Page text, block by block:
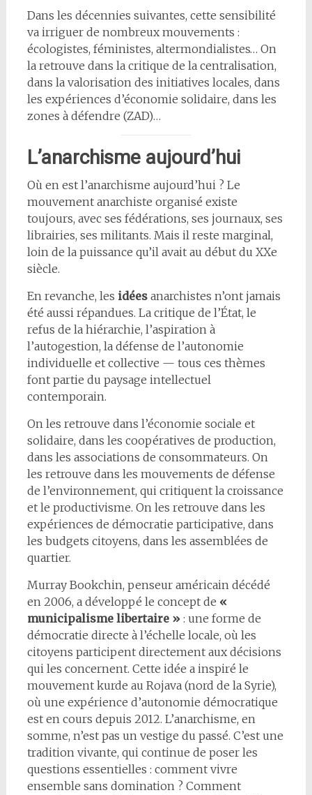
Dans les décennies suivantes, cette sensibilité
va irriguer de nombreux mouvements :
écologistes, féministes, altermondialistes… On
la retrouve dans la critique de la centralisation,
dans la valorisation des initiatives locales, dans
les expériences d’économie solidaire, dans les
zones à défendre (ZAD)…
L’anarchisme aujourd’hui
Où en est l’anarchisme aujourd’hui ? Le
mouvement anarchiste organisé existe
toujours, avec ses fédérations, ses journaux, ses
librairies, ses militants. Mais il reste marginal,
loin de la puissance qu’il avait au début du XXe
siècle.
En revanche, les idéesanarchistes n’ont jamais
été aussi répandues. La critique de l’État, le
refus de la hiérarchie, l’aspiration à
l’autogestion, la défense de l’autonomie
individuelle et collective — tous ces thèmes
font partie du paysage intellectuel
contemporain.
On les retrouve dans l’économie sociale et
solidaire, dans les coopératives de production,
dans les associations de consommateurs. On
les retrouve dans les mouvements de défense
de l’environnement, qui critiquent la croissance
et le productivisme. On les retrouve dans les
expériences de démocratie participative, dans
les budgets citoyens, dans les assemblées de
quartier.
Murray Bookchin, penseur américain décédé
en 2006, a développé le concept de «
municipalisme libertaire »: une forme de
démocratie directe à l’échelle locale, où les
citoyens participent directement aux décisions
qui les concernent. Cette idée a inspiré le
mouvement kurde au Rojava (nord de la Syrie),
où une expérience d’autonomie démocratique
est en cours depuis 2012. L’anarchisme, en
somme, n’est pas un vestige du passé. C’est une
tradition vivante, qui continue de poser les
questions essentielles : comment vivre
ensemble sans domination ? Comment